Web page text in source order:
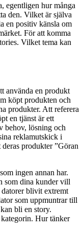
egentligen hur många
den. Vilket är själva
en positiv känsla om
För att komma
Vilket tema kan
använda en produkt
köpt produkten och
produkter. Att referera
en tjänst är ett
behov, lösning och
reklamutskick i
produkter ”Göran
ingen annan har.
som dina kunder vill
blivit extremt
som uppmuntrar till
bli en story.
Hur tänker